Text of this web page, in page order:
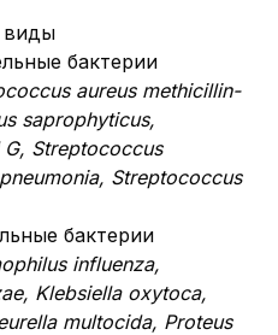
виды
бактерии
aureus methicillin-
saprophyticus,
Streptococcus
Streptococcus
бактерии
influenza,
Klebsiella oxytoca,
multocida, Proteus